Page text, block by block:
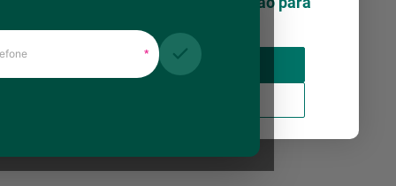
Insira seu CEP
*